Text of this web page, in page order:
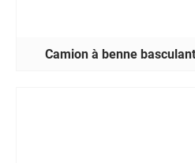
Camion à benne